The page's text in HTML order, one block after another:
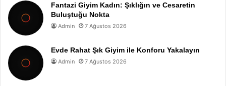
Fantazi Giyim Kadın: Şıklığın ve Cesaretin
Buluştuğu Nokta
Admin 7 Ağustos 2026
Evde Rahat Şık Giyim ile Konforu Yakalayın
Admin 7 Ağustos 2026